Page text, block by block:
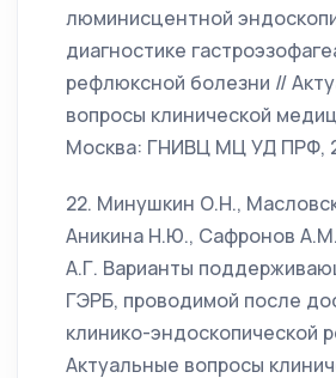
люминисцентной
диагностике
рефлюксной болезни //
вопросы клинической
Москва: ГНИВЦ МЦ УД ПРФ,
22. Минушкин О.Н.,
Аникина Н.Ю., Сафронов
А.Г. Варианты
ГЭРБ, проводимой после
клинико-эндоскопической
Актуальные вопросы